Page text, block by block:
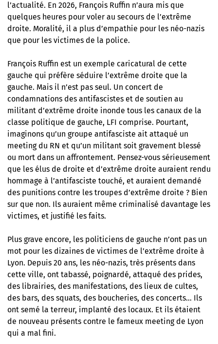
l’actualité. En 2026, François Ruffin n’aura mis que
quelques heures pour voler au secours de l’extrême
droite. Moralité, il a plus d’empathie pour les néo-nazis
que pour les victimes de la police.
François Ruffin est un exemple caricatural de cette
gauche qui préfère séduire l’extrême droite que la
gauche. Mais il n’est pas seul. Un concert de
condamnations des antifascistes et de soutien au
militant d’extrême droite inonde tous les canaux de la
classe politique de gauche, LFI comprise. Pourtant,
imaginons qu’un groupe antifasciste ait attaqué un
meeting du RN et qu’un militant soit gravement blessé
ou mort dans un affrontement. Pensez-vous sérieusement
que les élus de droite et d’extrême droite auraient rendu
hommage à l’antifasciste touché, et auraient demandé
des punitions contre les troupes d’extrême droite ? Bien
sur que non. Ils auraient même criminalisé davantage les
victimes, et justifié les faits.
Plus grave encore, les politiciens de gauche n’ont pas un
mot pour les dizaines de victimes de l’extrême droite à
Lyon. Depuis 20 ans, les néo-nazis, très présents dans
cette ville, ont tabassé, poignardé, attaqué des prides,
des librairies, des manifestations, des lieux de cultes,
des bars, des squats, des boucheries, des concerts… Ils
ont semé la terreur, implanté des locaux. Et ils étaient
de nouveau présents contre le fameux meeting de Lyon
qui a mal fini.